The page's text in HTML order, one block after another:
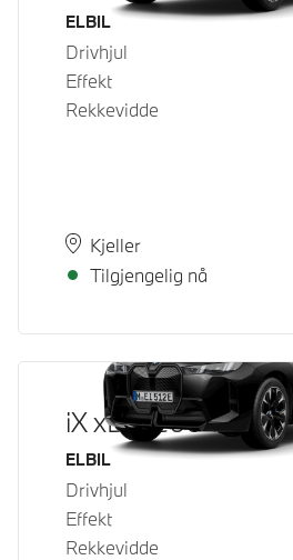
Drivstoff
ELBIL
Drivhjul
Effekt
Rekkevidde
PlassKjeller
Leveringstid
Tilgjengelig nå
iX xDrive60
Drivstoff
ELBIL
Drivhjul
Effekt
Rekkevidde